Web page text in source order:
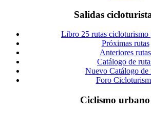
Salidas
Libro 25 rutas cicloturismo
Próximas rutas
Anteriores rutas
Catálogo de
Nuevo Catálogo de
Foro
Ciclismo urbano